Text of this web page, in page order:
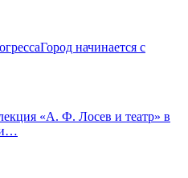
начинается с
«А. Ф. Лосев и театр» в